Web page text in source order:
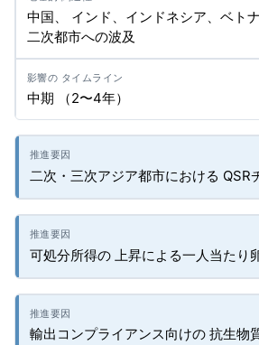
中国、 インド、インドネシア、ベト
二次都市への波及
中期 （2〜4年）
二次・三次アジア都市における QSR
可処分所得の 上昇による一人当たり
輸出コンプライアンス向けの 抗生物